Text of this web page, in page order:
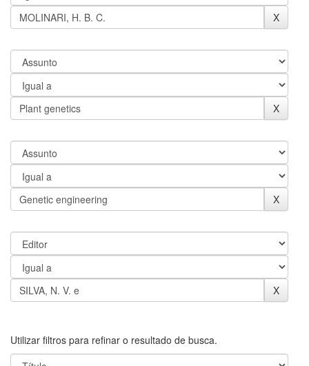
Utilizar filtros para refinar o resultado de busca.